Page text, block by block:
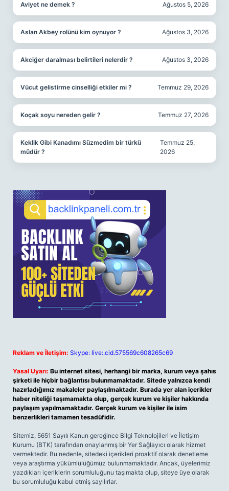
Aviyet ne demek ? Ağustos 5, 2026
Aslan Akbey rolünü kim oynuyor ? Ağustos 3, 2026
Akciğer daralması belirtileri nelerdir ? Ağustos 3, 2026
Vücut gelistirme cinselliği etkiler mi ? Temmuz 29, 2026
Koçak soyu nereden gelir ? Temmuz 27, 2026
Keklik Gibi Kanadımı Süzmedim bir türkü
müdür ?
Temmuz 25,
2026
Reklam ve İletişim: Skype: live:.cid.575569c608265c69
Yasal Uyarı: Bu internet sitesi, herhangi bir marka, kurum veya şahıs
şirketi ile hiçbir bağlantısı bulunmamaktadır. Sitede yalnızca kendi
hazırladığımız makaleler paylaşılmaktadır. Burada yer alan içerikler
haber niteliği taşımamakta olup, gerçek kurum ve kişiler hakkında
paylaşım yapılmamaktadır. Gerçek kurum ve kişiler ile isim
benzerlikleri tamamen tesadüfidir.
Sitemiz, 5651 Sayılı Kanun gereğince Bilgi Teknolojileri ve İletişim
Kurumu (BTK) tarafından onaylanmış bir Yer Sağlayıcı olarak hizmet
vermektedir. Bu nedenle, sitedeki içerikleri proaktif olarak denetleme
veya araştırma yükümlülüğümüz bulunmamaktadır. Ancak, üyelerimiz
yazdıkları içeriklerin sorumluluğunu taşımakta olup, siteye üye olarak
bu sorumluluğu kabul etmiş sayılırlar.